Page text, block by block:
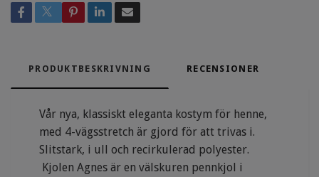
PRODUKTBESKRIVNING RECENSIONER
Vår nya, klassiskt eleganta kostym för henne,
med 4-vägsstretch är gjord för att trivas i.
Slitstark, i ull och recirkulerad polyester.
Kjolen Agnes är en välskuren pennkjol i